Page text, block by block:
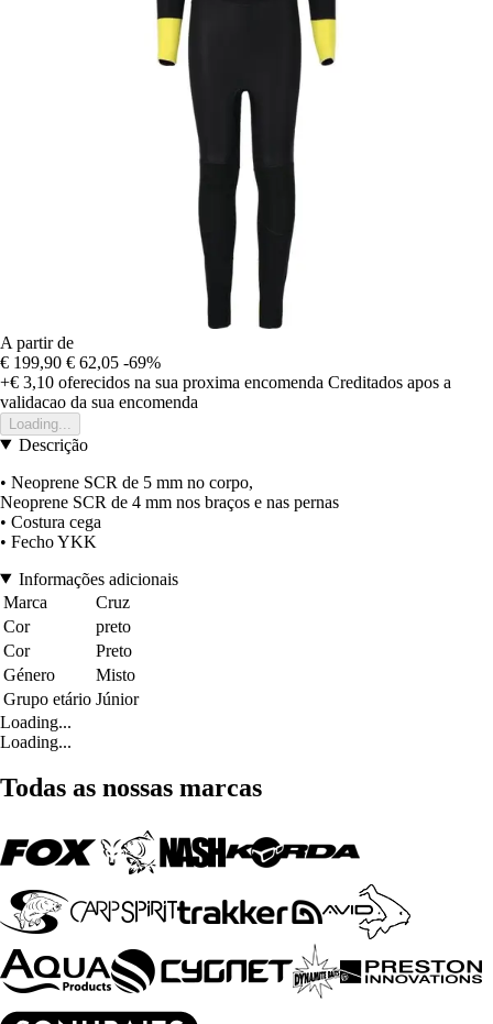
A partir de
€ 199,90 € 62,05 -69%
+€ 3,10 oferecidos na sua proxima encomenda Creditados apos a
validacao da sua encomenda
Loading...
Descrição
• Neoprene SCR de 5 mm no corpo,
Neoprene SCR de 4 mm nos braços e nas pernas
• Costura cega
• Fecho YKK
Informações adicionais
Marca
Cruz
Cor
preto
Cor
Preto
Género
Misto
Grupo etário Júnior
Loading...
Loading...
Todas as nossas marcas